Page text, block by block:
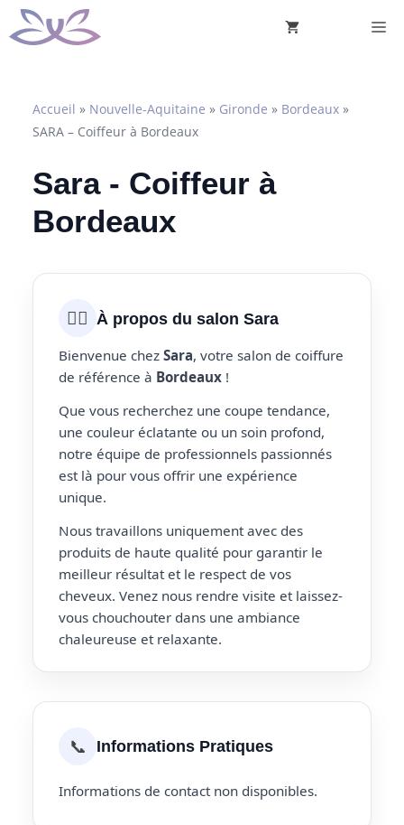
Aller
au
Accueil » Nouvelle-Aquitaine » Gironde » Bordeaux »
SARA – Coiffeur à Bordeaux
Sara - Coiffeur à
Bordeaux
💇‍♀️ À propos du salon Sara
Bienvenue chez Sara, votre salon de coiffure
de référence à Bordeaux !
Que vous recherchez une coupe tendance,
une couleur éclatante ou un soin profond,
notre équipe de professionnels passionnés
est là pour vous offrir une expérience
unique.
Nous travaillons uniquement avec des
produits de haute qualité pour garantir le
meilleur résultat et le respect de vos
cheveux. Venez nous rendre visite et laissez-
vous chouchouter dans une ambiance
chaleureuse et relaxante.
📞 Informations Pratiques
Informations de contact non disponibles.